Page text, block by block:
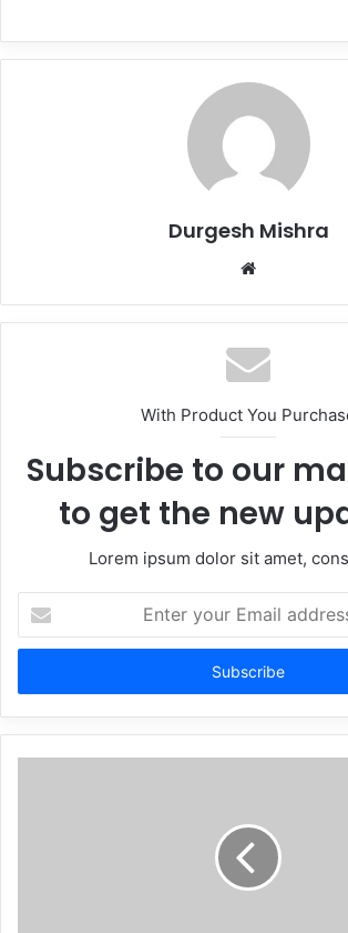
Durgesh Mishra
Website
With Product You
Subscribe to our
to get the new
Lorem ipsum dolor sit amet,
Enter
your
Email